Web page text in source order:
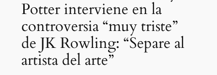
Potter interviene en la
controversia “muy triste”
de JK Rowling: “Separe al
artista del arte”